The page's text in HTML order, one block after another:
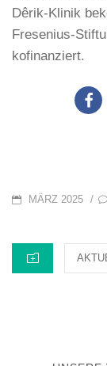
Dêrik-Klinik
Fresenius-
kofinanziert.
POSTED
MÄRZ 2025 /